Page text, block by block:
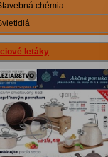
chémia
letáky